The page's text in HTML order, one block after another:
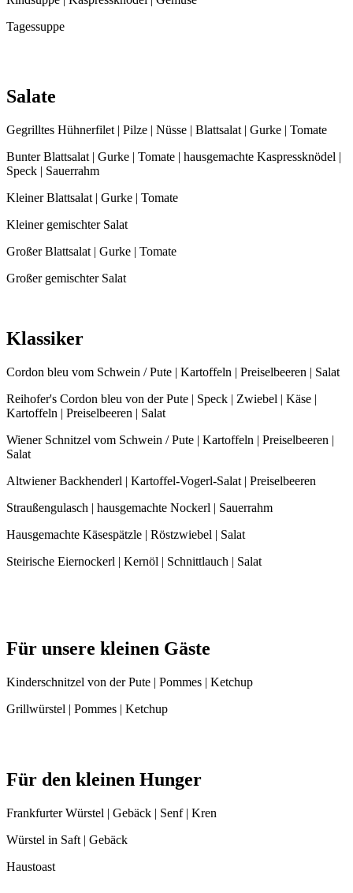
Tagessuppe
Salate
Gegrilltes Hühnerfilet | Pilze | Nüsse | Blattsalat | Gurke | Tomate
Bunter Blattsalat | Gurke | Tomate | hausgemachte Kaspressknödel |
Speck | Sauerrahm
Kleiner Blattsalat | Gurke | Tomate
Kleiner gemischter Salat
Großer Blattsalat | Gurke | Tomate
Großer gemischter Salat
Klassiker
Cordon bleu vom Schwein / Pute | Kartoffeln | Preiselbeeren | Salat
Reihofer's Cordon bleu von der Pute | Speck | Zwiebel | Käse |
Kartoffeln | Preiselbeeren | Salat
Wiener Schnitzel vom Schwein / Pute | Kartoffeln | Preiselbeeren |
Salat
Altwiener Backhenderl | Kartoffel-Vogerl-Salat | Preiselbeeren
Straußengulasch | hausgemachte Nockerl | Sauerrahm
Hausgemachte Käsespätzle | Röstzwiebel | Salat
Steirische Eiernockerl | Kernöl | Schnittlauch | Salat
Für unsere kleinen Gäste
Kinderschnitzel von der Pute | Pommes | Ketchup
Grillwürstel | Pommes | Ketchup
Für den kleinen Hunger
Frankfurter Würstel | Gebäck | Senf | Kren
Würstel in Saft | Gebäck
Haustoast